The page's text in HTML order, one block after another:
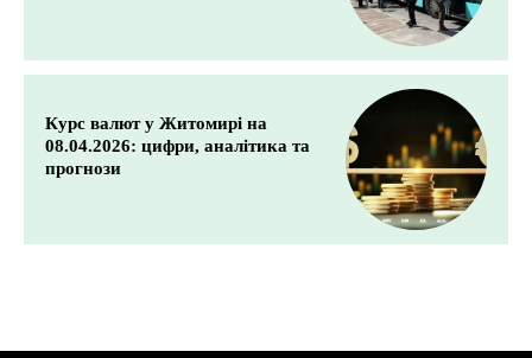
Курс валют у Житомирі на
08.04.2026: цифри, аналітика та
прогнози